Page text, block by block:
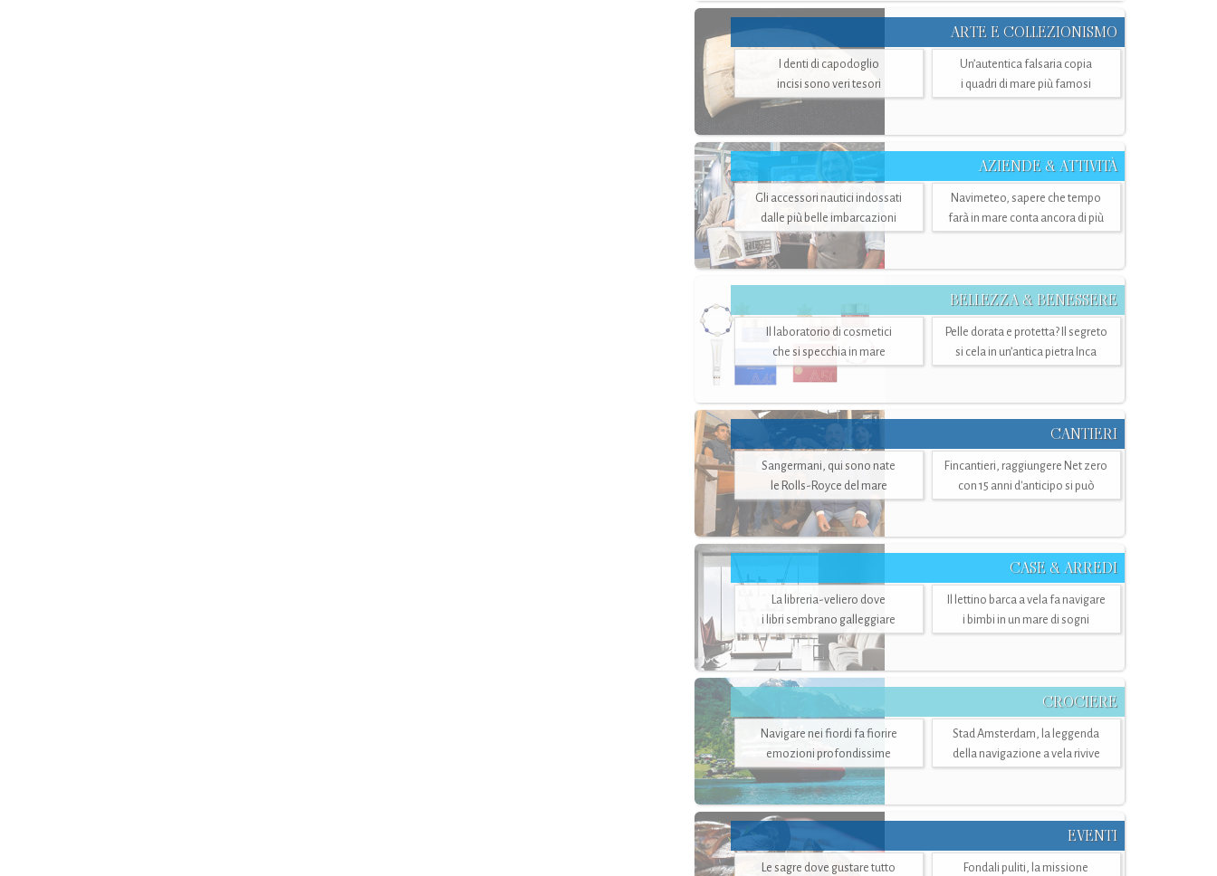
ARTE E COLLEZIONISMO
I denti di capodoglio
incisi sono veri tesori
Un’autentica falsaria copia
i quadri di mare più famosi
AZIENDE & ATTIVITÀ
Gli accessori nautici indossati
dalle più belle imbarcazioni
Navimeteo, sapere che tempo
farà in mare conta ancora di più
BELLEZZA & BENESSERE
Il laboratorio di cosmetici
che si specchia in mare
Pelle dorata e protetta? Il segreto
si cela in un’antica pietra Inca
CANTIERI
Sangermani, qui sono nate
le Rolls-Royce del mare
Fincantieri, raggiungere Net zero
con 15 anni d'anticipo si può
CASE & ARREDI
La libreria-veliero dove
i libri sembrano galleggiare
Il lettino barca a vela fa navigare
i bimbi in un mare di sogni
CROCIERE
Navigare nei fiordi fa fiorire
emozioni profondissime
Stad Amsterdam, la leggenda
della navigazione a vela rivive
EVENTI
Le sagre dove gustare tutto
Fondali puliti, la missione